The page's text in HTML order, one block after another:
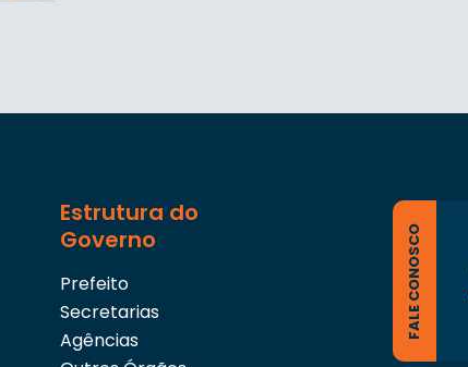
Estrutura do
Governo
Prefeito
Secretarias
Agências
FALE CONOSCO